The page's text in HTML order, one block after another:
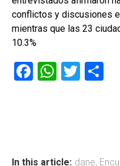
conflictos y discusiones
mientras que las 23
10.3%
F
W T
In this article: dane,